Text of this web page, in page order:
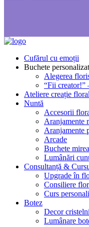
Cufărul cu emoții
Buchete
Alegerea
“Fii creator!”
Ateliere creație
Nuntă
Accesorii
Aranjamente
Aranjamente
Arcade
Buchete
Lumânări
Consultanță &
Upgrade în
Consiliere
Curs
Botez
Decor
Lumânare